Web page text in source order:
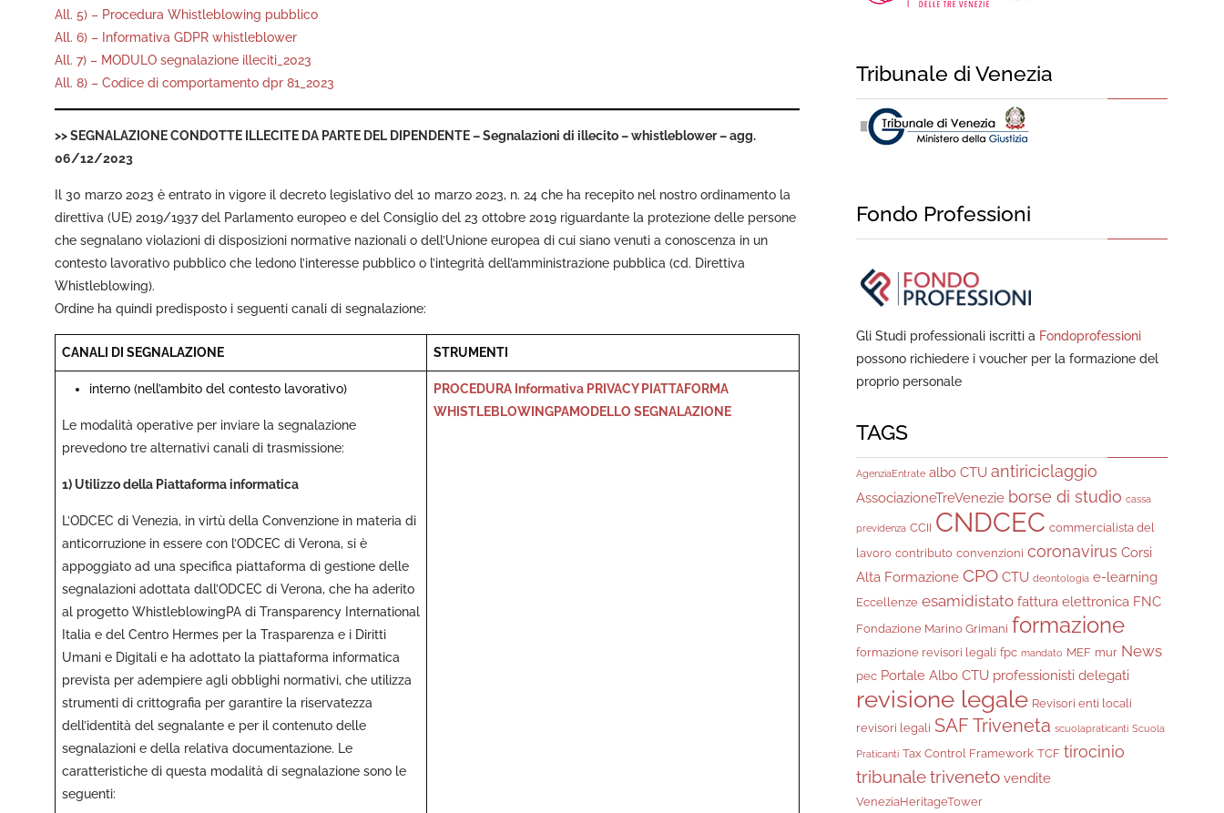
All. 5) – Procedura Whistleblowing pubblico
All. 6) – Informativa GDPR whistleblower
All. 7) – MODULO segnalazione illeciti_2023
All. 8) – Codice di comportamento dpr 81_2023
>>SEGNALAZIONE CONDOTTE ILLECITE DA PARTE DEL DIPENDENTE – Segnalazioni di illecito – whistleblower– agg.
06/12/2023
Il 30 marzo 2023 è entrato in vigore il decreto legislativo del 10 marzo 2023, n. 24 che ha recepito nel nostro ordinamento la
direttiva (UE) 2019/1937 del Parlamento europeo e del Consiglio del 23 ottobre 2019 riguardante la protezione delle persone
che segnalano violazioni di disposizioni normative nazionali o dell’Unione europea di cui siano venuti a conoscenza in un
contesto lavorativo pubblico che ledono l’interesse pubblico o l’integrità dell’amministrazione pubblica (cd. Direttiva
Whistleblowing).
Ordine ha quindi predisposto i seguenti canali di segnalazione:
CANALI DI SEGNALAZIONE STRUMENTI
interno (nell’ambito del contesto lavorativo)
Le modalità operative per inviare la segnalazione
prevedono tre alternativi canali di trasmissione:
1) Utilizzo della Piattaforma informatica
L’ODCEC di Venezia, in virtù della Convenzione in materia di
anticorruzione in essere con l’ODCEC di Verona, si è
appoggiato ad una specifica piattaforma di gestione delle
segnalazioni adottata dall’ODCEC di Verona, che ha aderito
al progetto WhistleblowingPA di Transparency International
Italia e del Centro Hermes per la Trasparenza e i Diritti
Umani e Digitali e ha adottato la piattaforma informatica
prevista per adempiere agli obblighi normativi, che utilizza
strumenti di crittografia per garantire la riservatezza
dell’identità del segnalante e per il contenuto delle
segnalazioni e della relativa documentazione. Le
caratteristiche di questa modalità di segnalazione sono le
seguenti:
PROCEDURA Informativa PRIVACY PIATTAFORMA
WHISTLEBLOWINGPAMODELLO SEGNALAZIONE
Tribunale di Venezia
Fondo Professioni
Gli Studi professionali iscritti a Fondoprofessioni
possono richiedere i voucher per la formazione del
proprio personale
TAGS
AgenziaEntrate albo CTU antiriciclaggio
AssociazioneTreVenezie borse di studio cassa
previdenza CCII CNDCEC commercialista del
lavoro contributo convenzioni coronavirus Corsi
Alta Formazione CPO CTU deontologia e-learning
Eccellenze esamidistato fattura elettronica FNC
Fondazione Marino Grimani formazione
formazione revisori legali fpc mandato MEF mur News
pec Portale Albo CTU professionisti delegati
revisione legale Revisori enti locali
revisori legali SAF Triveneta scuolapraticanti Scuola
Praticanti Tax Control Framework TCF tirocinio
tribunale triveneto vendite
VeneziaHeritageTower